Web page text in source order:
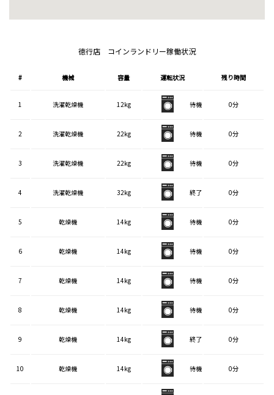
徳行店 コインランドリー稼働状況
# 機械 容量 運転状況 残り時間
1 洗濯乾燥機 12kg 待機 0分
2 洗濯乾燥機 22kg 待機 0分
3 洗濯乾燥機 22kg 待機 0分
4 洗濯乾燥機 32kg 終了 0分
5 乾燥機 14kg 待機 0分
6 乾燥機 14kg 待機 0分
7 乾燥機 14kg 待機 0分
8 乾燥機 14kg 待機 0分
9 乾燥機 14kg 終了 0分
10 乾燥機 14kg 待機 0分